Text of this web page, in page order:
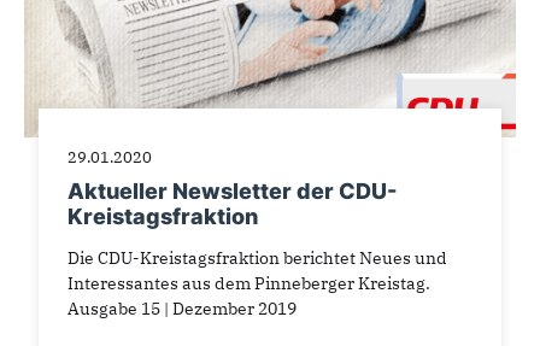
29.01.2020
Aktueller Newsletter der CDU-
Kreistagsfraktion
Die CDU-Kreistagsfraktion berichtet Neues und
Interessantes aus dem Pinneberger Kreistag.
Ausgabe 15 | Dezember 2019